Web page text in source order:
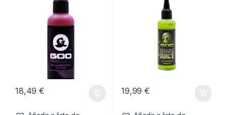
18,49€ 19,99€